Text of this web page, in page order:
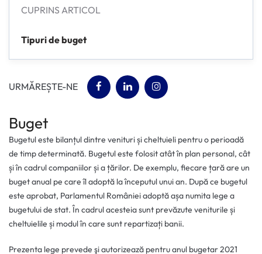
CUPRINS ARTICOL
Tipuri de buget
URMĂREȘTE-NE (opens in a new tab)
(opens in a new tab)
(opens in a new tab)
Buget
Bugetul este bilanțul dintre venituri și cheltuieli pentru o perioadă
de timp determinată. Bugetul este folosit atât în plan personal, cât
și în cadrul companiilor și a țărilor. De exemplu, fiecare țară are un
buget anual pe care îl adoptă la începutul unui an. După ce bugetul
este aprobat, Parlamentul României adoptă așa numita lege a
bugetului de stat. În cadrul acesteia sunt prevăzute veniturile și
cheltuielile și modul în care sunt repartizați banii.
Prezenta lege prevede şi autorizează pentru anul bugetar 2021